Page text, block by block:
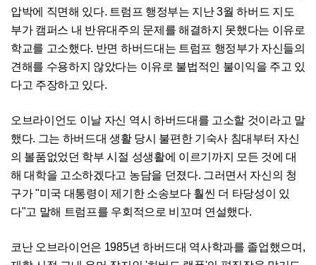
압박에 직면해 있다. 트럼프 행정부는 지난 3월 하버드 지도
부가 캠퍼스 내 반유대주의 문제를 해결하지 못했다는 이유로
학교를 고소했다. 반면 하버드대는 트럼프 행정부가 자신들의
견해를 수용하지 않았다는 이유로 불법적인 불이익을 주고 있
다고 주장하고 있다.
오브라이언도 이날 자신 역시 하버드대를 고소할 것이라고 말
했다. 그는 하버드대 생활 당시 불편한 기숙사 침대부터 자신
의 볼품없었던 학부 시절 성생활에 이르기까지 모든 것에 대
해 대학을 고소하겠다고 농담을 던졌다. 그러면서 자신의 청
구가 "미국 대통령이 제기한 소송보다 훨씬 더 타당성이 있
다"고 말해 트럼프를 우회적으로 비꼬며 연설했다.
코난 오브라이언은 1985년 하버드대 역사학과를 졸업했으며,